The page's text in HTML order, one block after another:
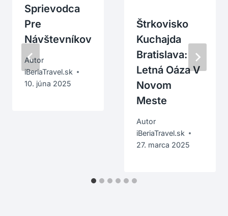
Sprievodca
Pre
Návštevníkov
Autor
iBeriaTravel.sk
10. júna 2025
Štrkovisko
Kuchajda
Bratislava:
Letná Oáza V
Novom
Meste
Autor
iBeriaTravel.sk
27. marca 2025